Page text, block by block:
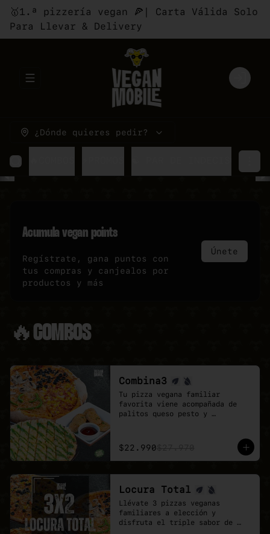
🥇1.ª pizzería vegan 🍕| Carta Válida Solo
Para Llevar & Delivery
Abrir menu de navegación Login
¿Dónde quieres pedir?
Acumulavegan points
Regístrate, gana puntos con
tus compras y canjealos por
productos y más
Únete
🔥COMBOS
Combina3
Tu pizza vegana familiar
favorita viene acompañada de
palitos queso pesto y
contundente y pensada para
quienes buscan mas sabores.
$22.990
Locura Total
Llévate 3 pizzas veganas
familiares a elección y
disfruta el triple sabor de